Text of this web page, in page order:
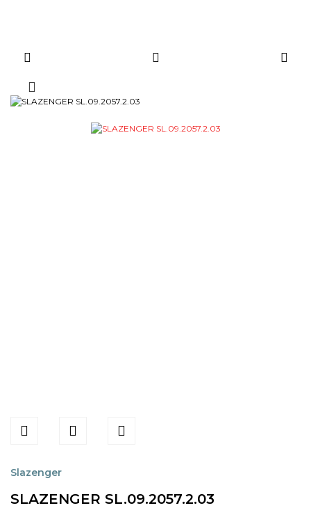
Slazenger
SLAZENGER SL.09.2057.2.03